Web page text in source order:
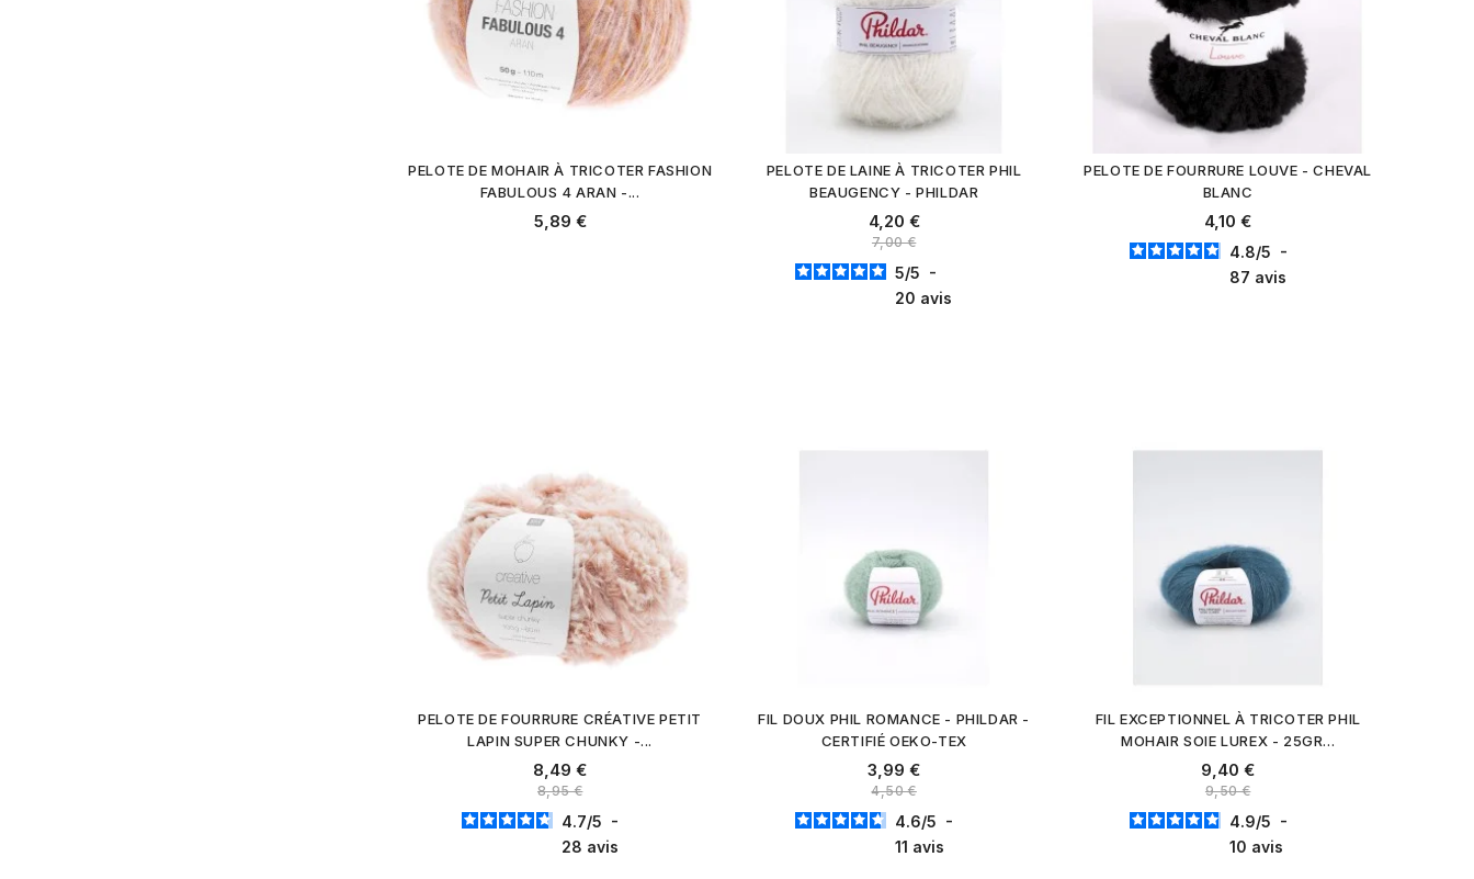
PELOTE DE MOHAIR À TRICOTER FASHION
FABULOUS 4 ARAN -...
5,89 €
PELOTE DE LAINE À TRICOTER PHIL
BEAUGENCY - PHILDAR
4,20 €
7,00 €
5/5 -
20 avis
PELOTE DE FOURRURE LOUVE - CHEVAL
BLANC
4,10 €
4.8/5 -
87 avis
PELOTE DE FOURRURE CRÉATIVE PETIT
LAPIN SUPER CHUNKY -...
8,49 €
8,95 €
4.7/5 -
28 avis
FIL DOUX PHIL ROMANCE - PHILDAR -
CERTIFIÉ OEKO-TEX
3,99 €
4,50 €
4.6/5 -
11 avis
FIL EXCEPTIONNEL À TRICOTER PHIL
MOHAIR SOIE LUREX - 25GR...
9,40 €
9,50 €
4.9/5 -
10 avis